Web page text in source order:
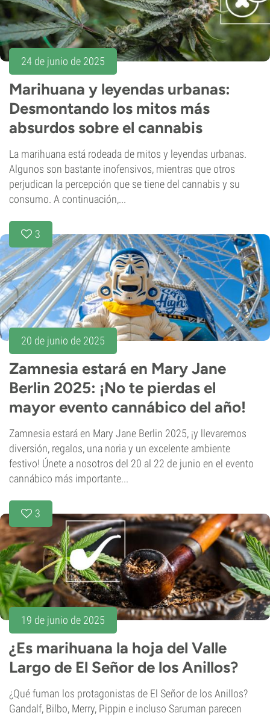
24 de junio de 2025
Marihuana y leyendas urbanas:
Desmontando los mitos más
absurdos sobre el cannabis
La marihuana está rodeada de mitos y leyendas urbanas.
Algunos son bastante inofensivos, mientras que otros
perjudican la percepción que se tiene del cannabis y su
consumo. A continuación,...
3
20 de junio de 2025
Zamnesia estará en Mary Jane
Berlin 2025: ¡No te pierdas el
mayor evento cannábico del año!
Zamnesia estará en Mary Jane Berlin 2025, ¡y llevaremos
diversión, regalos, una noria y un excelente ambiente
festivo! Únete a nosotros del 20 al 22 de junio en el evento
cannábico más importante...
3
19 de junio de 2025
¿Es marihuana la hoja del Valle
Largo de El Señor de los Anillos?
¿Qué fuman los protagonistas de El Señor de los Anillos?
Gandalf, Bilbo, Merry, Pippin e incluso Saruman parecen